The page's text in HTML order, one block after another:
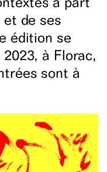
et de ses
édition se
à Florac,
sont à